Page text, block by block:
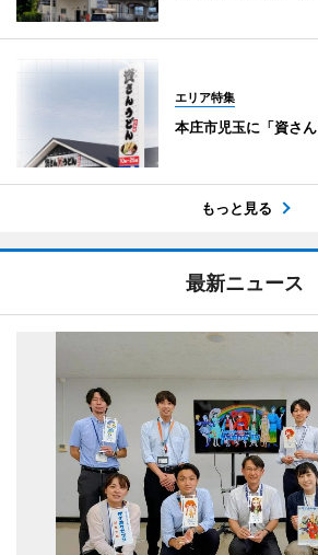
エリア特集
本庄市児玉に「資さん
もっと見る
最新ニュース